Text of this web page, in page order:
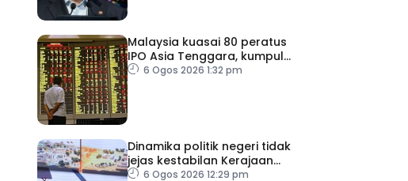
Malaysia kuasai 80 peratus
IPO Asia Tenggara, kumpul
AS$1.4 bilion separuh
6 Ogos 2026 1:32 pm
Dinamika politik negeri tidak
jejas kestabilan Kerajaan
Perpaduan Persekutuan –
6 Ogos 2026 12:29 pm